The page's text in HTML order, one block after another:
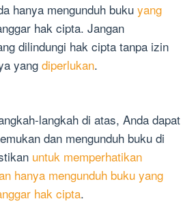
hanya mengunduh buku yang
hak cipta. Jangan
dilindungi hak cipta tanpa izin
yang diperlukan.
langkah di atas, Anda dapat
dan mengunduh buku di
untuk memperhatikan
hanya mengunduh buku yang
hak cipta.